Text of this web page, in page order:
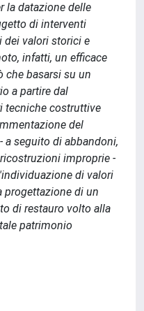
la datazione delle
di interventi
valori storici e
infatti, un efficace
che basarsi su un
a partire dal
tecniche costruttive
del
seguito di abbandoni,
improprie -
di valori
progettazione di un
di restauro volto alla
patrimonio